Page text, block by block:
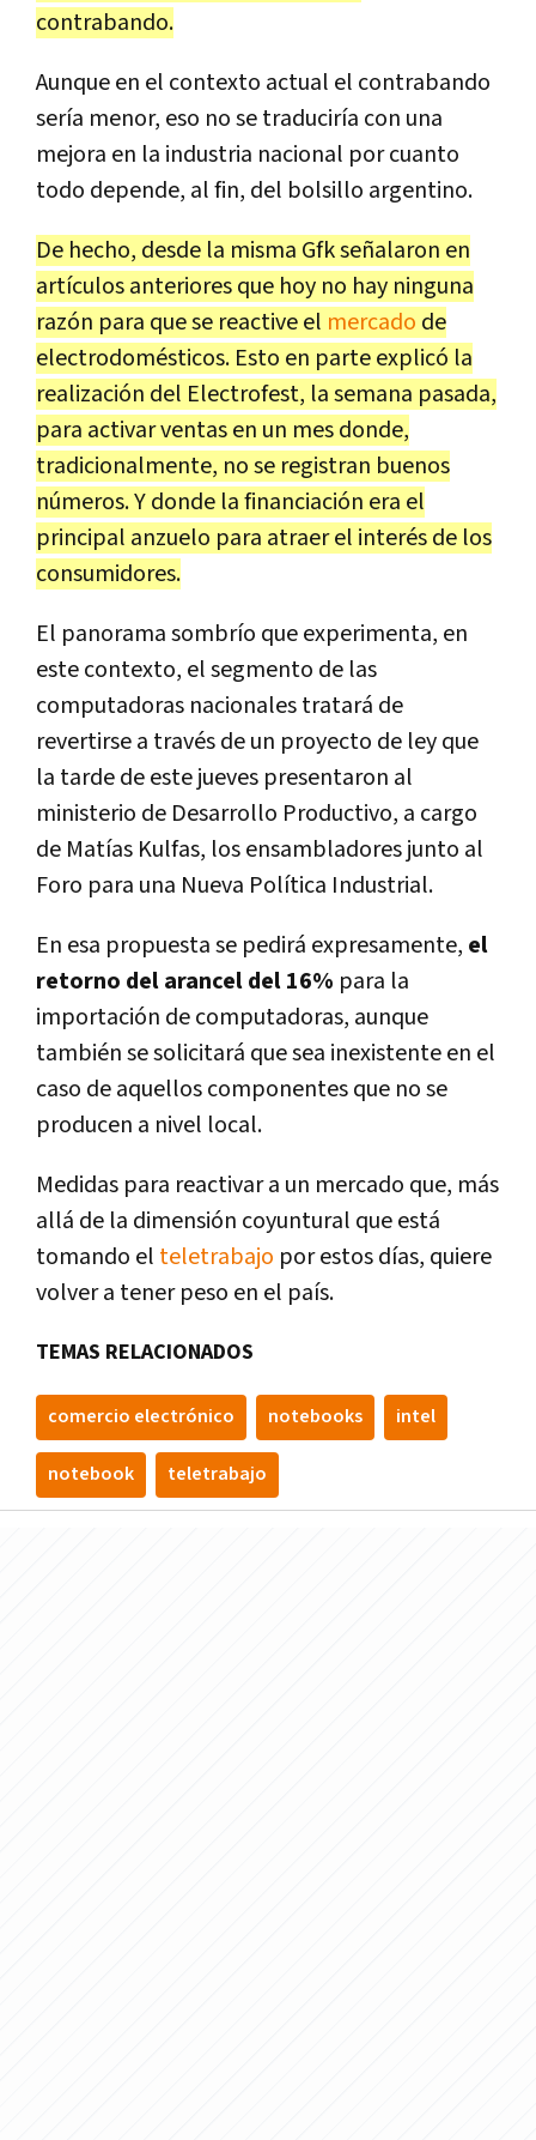
contrabando.
Aunque en el contexto actual el contrabando
sería menor, eso no se traduciría con una
mejora en la industria nacional por cuanto
todo depende, al fin, del bolsillo argentino.
De hecho, desde la misma Gfk señalaron en
artículos anteriores que hoy no hay ninguna
razón para que se reactive el mercado de
electrodomésticos. Esto en parte explicó la
realización del Electrofest, la semana pasada,
para activar ventas en un mes donde,
tradicionalmente, no se registran buenos
números. Y donde la financiación era el
principal anzuelo para atraer el interés de los
consumidores.
El panorama sombrío que experimenta, en
este contexto, el segmento de las
computadoras nacionales tratará de
revertirse a través de un proyecto de ley que
la tarde de este jueves presentaron al
ministerio de Desarrollo Productivo, a cargo
de Matías Kulfas, los ensambladores junto al
Foro para una Nueva Política Industrial.
En esa propuesta se pedirá expresamente, el
retorno del arancel del 16% para la
importación de computadoras, aunque
también se solicitará que sea inexistente en el
caso de aquellos componentes que no se
producen a nivel local.
Medidas para reactivar a un mercado que, más
allá de la dimensión coyuntural que está
tomando el teletrabajo por estos días, quiere
volver a tener peso en el país.
TEMAS RELACIONADOS
comercio electrónico notebooks intel
notebook teletrabajo